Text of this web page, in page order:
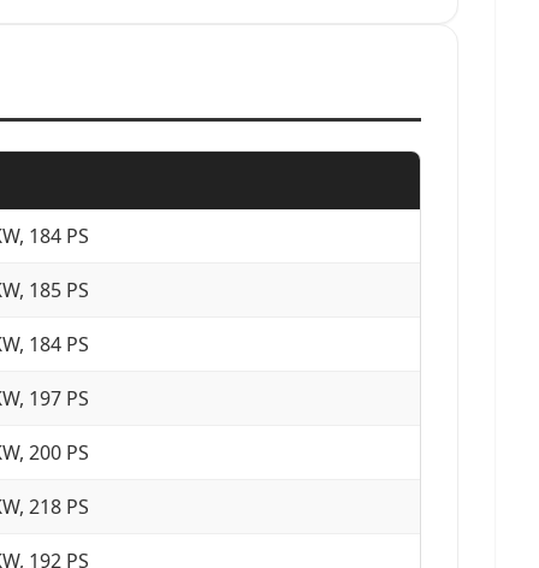
184 PS
185 PS
184 PS
197 PS
200 PS
218 PS
192 PS